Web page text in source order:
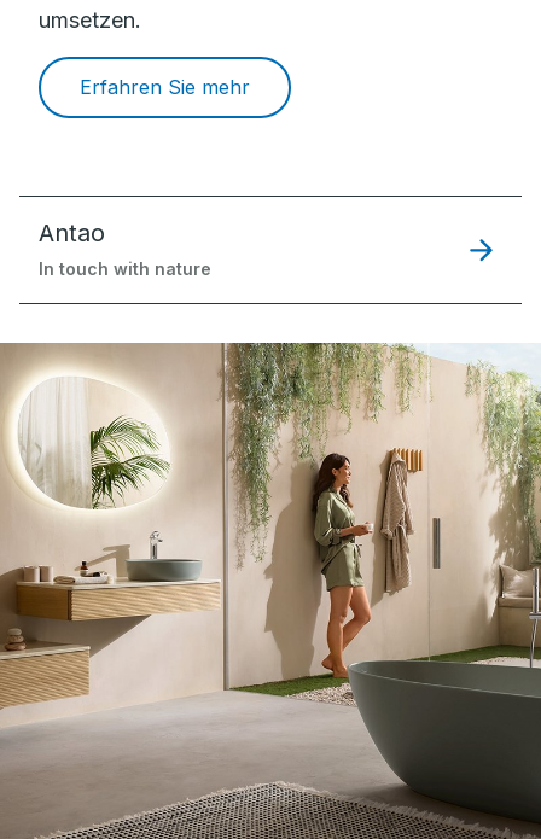
umsetzen.
Erfahren Sie mehr
Antao
In touch with nature